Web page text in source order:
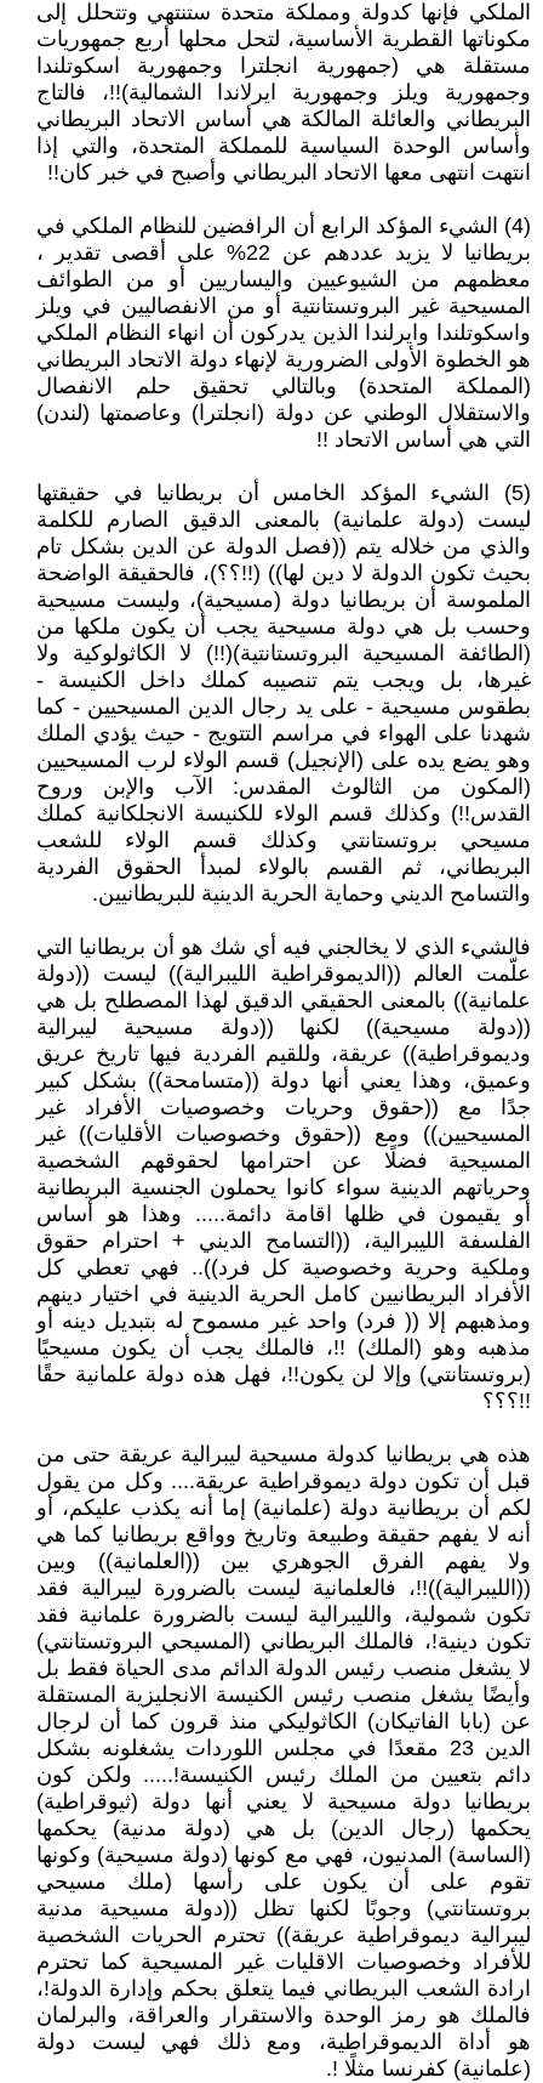
الملكي فإنها كدولة ومملكة متحدة ستنتهي وتتحلل إلى
مكوناتها القطرية الأساسية، لتحل محلها أربع جمهوريات
مستقلة هي (جمهورية انجلترا وجمهورية اسكوتلندا
وجمهورية ويلز وجمهورية ايرلاندا الشمالية)!!، فالتاج
البريطاني والعائلة المالكة هي أساس الاتحاد البريطاني
وأساس الوحدة السياسية للمملكة المتحدة، والتي إذا
انتهت انتهى معها الاتحاد البريطاني وأصبح في خبر كان!!
(4) الشيء المؤكد الرابع أن الرافضين للنظام الملكي في
بريطانيا لا يزيد عددهم عن 22% على أقصى تقدير ،
معظمهم من الشيوعيين واليساريين أو من الطوائف
المسيحية غير البروتستانتية أو من الانفصاليين في ويلز
واسكوتلندا وايرلندا الذين يدركون أن انهاء النظام الملكي
هو الخطوة الأولى الضرورية لإنهاء دولة الاتحاد البريطاني
(المملكة المتحدة) وبالتالي تحقيق حلم الانفصال
والاستقلال الوطني عن دولة (انجلترا) وعاصمتها (لندن)
التي هي أساس الاتحاد !!
(5) الشيء المؤكد الخامس أن بريطانيا في حقيقتها
ليست (دولة علمانية) بالمعنى الدقيق الصارم للكلمة
والذي من خلاله يتم ((فصل الدولة عن الدين بشكل تام
بحيث تكون الدولة لا دين لها)) (!!؟؟)، فالحقيقة الواضحة
الملموسة أن بريطانيا دولة (مسيحية)، وليست مسيحية
وحسب بل هي دولة مسيحية يجب أن يكون ملكها من
(الطائفة المسيحية البروتستانتية)(!!) لا الكاثولوكية ولا
غيرها، بل ويجب يتم تنصيبه كملك داخل الكنيسة -
بطقوس مسيحية - على يد رجال الدين المسيحيين - كما
شهدنا على الهواء في مراسم التتويج - حيث يؤدي الملك
وهو يضع يده على (الإنجيل) قسم الولاء لرب المسيحيين
(المكون من الثالوث المقدس: الآب والإبن وروح
القدس!!) وكذلك قسم الولاء للكنيسة الانجلكانية كملك
مسيحي بروتستانتي وكذلك قسم الولاء للشعب
البريطاني، ثم القسم بالولاء لمبدأ الحقوق الفردية
والتسامح الديني وحماية الحرية الدينية للبريطانيين.
فالشيء الذي لا يخالجني فيه أي شك هو أن بريطانيا التي
علّمت العالم ((الديموقراطية الليبرالية)) ليست ((دولة
علمانية)) بالمعنى الحقيقي الدقيق لهذا المصطلح بل هي
((دولة مسيحية)) لكنها ((دولة مسيحية ليبرالية
وديموقراطية)) عريقة، وللقيم الفردية فيها تاريخ عريق
وعميق، وهذا يعني أنها دولة ((متسامحة)) بشكل كبير
جدًا مع ((حقوق وحريات وخصوصيات الأفراد غير
المسيحيين)) ومع ((حقوق وخصوصيات الأقليات)) غير
المسيحية فضلًا عن احترامها لحقوقهم الشخصية
وحرياتهم الدينية سواء كانوا يحملون الجنسية البريطانية
أو يقيمون في ظلها اقامة دائمة..... وهذا هو أساس
الفلسفة الليبرالية، ((التسامح الديني + احترام حقوق
وملكية وحرية وخصوصية كل فرد)).. فهي تعطي كل
الأفراد البريطانيين كامل الحرية الدينية في اختيار دينهم
ومذهبهم إلا (( فرد) واحد غير مسموح له بتبديل دينه أو
مذهبه وهو (الملك) !!، فالملك يجب أن يكون مسيحيًا
(بروتستانتي) وإلا لن يكون!!، فهل هذه دولة علمانية حقًا
!!؟؟؟
هذه هي بريطانيا كدولة مسيحية ليبرالية عريقة حتى من
قبل أن تكون دولة ديموقراطية عريقة.... وكل من يقول
لكم أن بريطانية دولة (علمانية) إما أنه يكذب عليكم، أو
أنه لا يفهم حقيقة وطبيعة وتاريخ وواقع بريطانيا كما هي
ولا يفهم الفرق الجوهري بين ((العلمانية)) وبين
((الليبرالية))!!، فالعلمانية ليست بالضرورة ليبرالية فقد
تكون شمولية، والليبرالية ليست بالضرورة علمانية فقد
تكون دينية!، فالملك البريطاني (المسيحي البروتستانتي)
لا يشغل منصب رئيس الدولة الدائم مدى الحياة فقط بل
وأيضًا يشغل منصب رئيس الكنيسة الانجليزية المستقلة
عن (بابا الفاتيكان) الكاثوليكي منذ قرون كما أن لرجال
الدين 23 مقعدًا في مجلس اللوردات يشغلونه بشكل
دائم بتعيين من الملك رئيس الكنيسىة!..... ولكن كون
بريطانيا دولة مسيحية لا يعني أنها دولة (ثيوقراطية)
يحكمها (رجال الدين) بل هي (دولة مدنية) يحكمها
(الساسة) المدنيون، فهي مع كونها (دولة مسيحية) وكونها
تقوم على أن يكون على رأسها (ملك مسيحي
بروتستانتي) وجوبًا لكنها تظل ((دولة مسيحية مدنية
ليبرالية ديموقراطية عريقة)) تحترم الحريات الشخصية
للأفراد وخصوصيات الاقليات غير المسيحية كما تحترم
ارادة الشعب البريطاني فيما يتعلق بحكم وإدارة الدولة!،
فالملك هو رمز الوحدة والاستقرار والعراقة، والبرلمان
هو أداة الديموقراطية، ومع ذلك فهي ليست دولة
(علمانية) كفرنسا مثلًا !.